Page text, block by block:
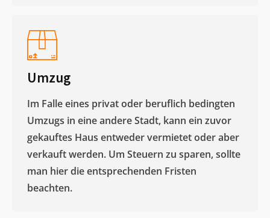
Umzug
Im Falle eines privat oder beruflich bedingten
Umzugs in eine andere Stadt, kann ein zuvor
gekauftes Haus entweder vermietet oder aber
verkauft werden. Um Steuern zu sparen, sollte
man hier die entsprechenden Fristen
beachten.